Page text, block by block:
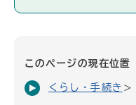
このページの現在位置
くらし・手続き